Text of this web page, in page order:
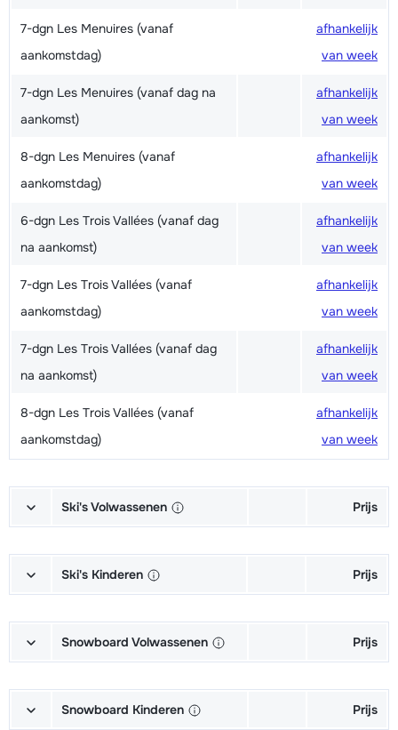
7-dgn Les Menuires (vanaf
aankomstdag)
afhankelijk
van week
7-dgn Les Menuires (vanaf dag na
aankomst)
afhankelijk
van week
8-dgn Les Menuires (vanaf
aankomstdag)
afhankelijk
van week
6-dgn Les Trois Vallées (vanaf dag
na aankomst)
afhankelijk
van week
7-dgn Les Trois Vallées (vanaf
aankomstdag)
afhankelijk
van week
7-dgn Les Trois Vallées (vanaf dag
na aankomst)
afhankelijk
van week
8-dgn Les Trois Vallées (vanaf
aankomstdag)
afhankelijk
van week
Ski's Volwassenen Prijs
Schoenen + Stokken (6/7 dagen)
van week
Stokken (6/7 dagen)
van week
(6/7 dagen)
van week
Ski's Kinderen Prijs
Schoenen + Stokken (6/7 dagen)
van week
Stokken (6/7 dagen)
van week
Snowboard Volwassenen Prijs
Boots (6/7 dagen)
van week
Snowboard Kinderen Prijs